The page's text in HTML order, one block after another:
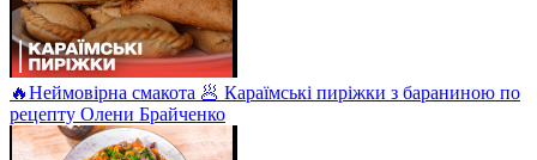
🔥Неймовірна смакота 🥟 Караїмські пиріжки з бараниною по
рецепту Олени Брайченко